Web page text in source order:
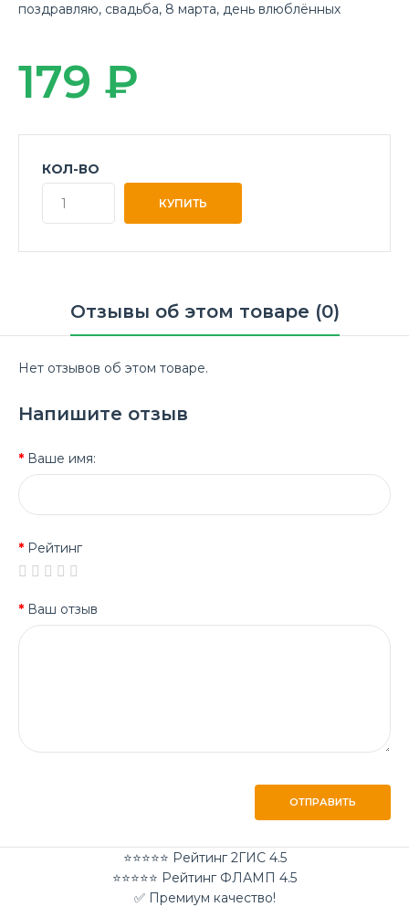
поздравляю, свадьба, 8 марта, день влюблённых
179 ₽
КОЛ-ВО
Отзывы об этом товаре (0)
Нет отзывов об этом товаре.
Напишите отзыв
Ваше имя:
Рейтинг
Ваш отзыв
ОТПРАВИТЬ
⭐⭐⭐⭐⭐ Рейтинг 2ГИС 4.5
⭐⭐⭐⭐⭐ Рейтинг ФЛАМП 4.5
✅ Премиум качество!